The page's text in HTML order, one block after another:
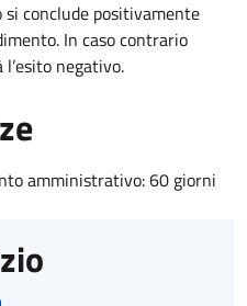
conclude positivamente
In caso contrario
negativo.
amministrativo: 60 giorni